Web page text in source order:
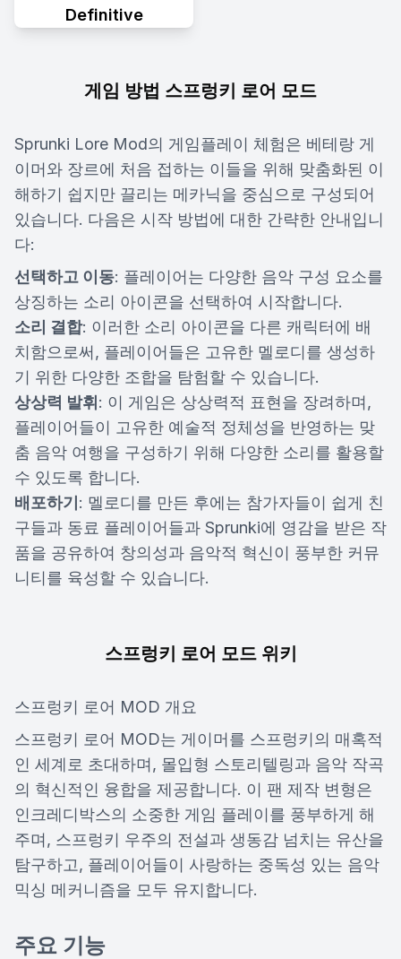
Definitive
게임 방법 스프렁키 로어 모드
Sprunki Lore Mod의 게임플레이 체험은 베테랑 게
이머와 장르에 처음 접하는 이들을 위해 맞춤화된 이
해하기 쉽지만 끌리는 메카닉을 중심으로 구성되어
있습니다. 다음은 시작 방법에 대한 간략한 안내입니
다:
선택하고 이동: 플레이어는 다양한 음악 구성 요소를
상징하는 소리 아이콘을 선택하여 시작합니다.
소리 결합: 이러한 소리 아이콘을 다른 캐릭터에 배
치함으로써, 플레이어들은 고유한 멜로디를 생성하
기 위한 다양한 조합을 탐험할 수 있습니다.
상상력 발휘: 이 게임은 상상력적 표현을 장려하며,
플레이어들이 고유한 예술적 정체성을 반영하는 맞
춤 음악 여행을 구성하기 위해 다양한 소리를 활용할
수 있도록 합니다.
배포하기: 멜로디를 만든 후에는 참가자들이 쉽게 친
구들과 동료 플레이어들과 Sprunki에 영감을 받은 작
품을 공유하여 창의성과 음악적 혁신이 풍부한 커뮤
니티를 육성할 수 있습니다.
스프렁키 로어 모드 위키
스프렁키 로어 MOD 개요
스프렁키 로어 MOD는 게이머를 스프렁키의 매혹적
인 세계로 초대하며, 몰입형 스토리텔링과 음악 작곡
의 혁신적인 융합을 제공합니다. 이 팬 제작 변형은
인크레디박스의 소중한 게임 플레이를 풍부하게 해
주며, 스프렁키 우주의 전설과 생동감 넘치는 유산을
탐구하고, 플레이어들이 사랑하는 중독성 있는 음악
믹싱 메커니즘을 모두 유지합니다.
주요 기능